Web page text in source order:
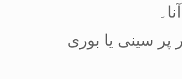
پر سینی یا بوری